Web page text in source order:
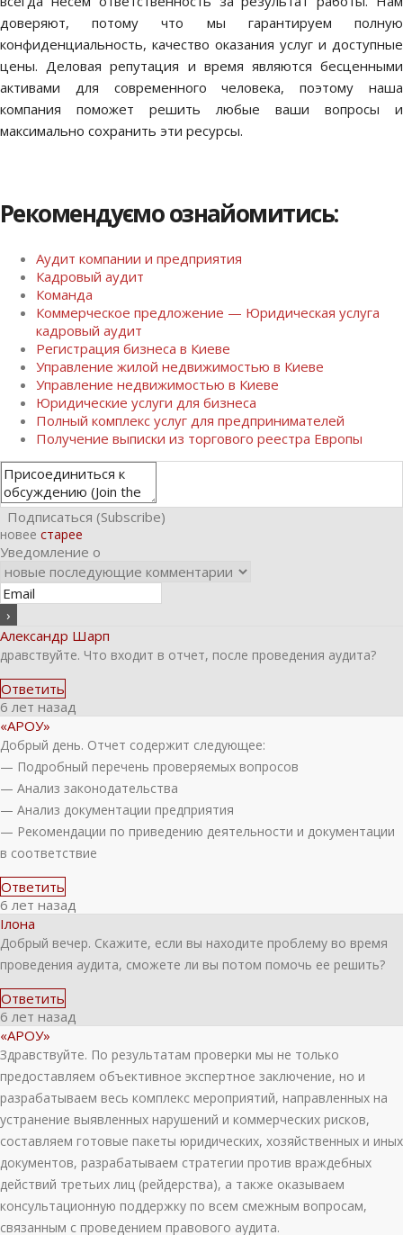
доверяют, потому что мы гарантируем полную
конфиденциальность, качество оказания услуг и доступные
цены. Деловая репутация и время являются бесценными
активами для современного человека, поэтому наша
компания поможет решить любые ваши вопросы и
максимально сохранить эти ресурсы.
Рекомендуємо ознайомитись:
Аудит компании и предприятия
Кадровый аудит
Команда
Коммерческое предложение — Юридическая услуга
кадровый аудит
Регистрация бизнеса в Киеве
Управление жилой недвижимостью в Киеве
Управление недвижимостью в Киеве
Юридические услуги для бизнеса
Полный комплекс услуг для предпринимателей
Получение выписки из торгового реестра Европы
Подписаться (Subscribe)
новее старее
Уведомление о
Александр Шарп
дравствуйте. Что входит в отчет, после проведения аудита?
Ответить
6 лет назад
«АРОУ»
Добрый день. Отчет содержит следующее:
— Подробный перечень проверяемых вопросов
— Анализ законодательства
— Анализ документации предприятия
— Рекомендации по приведению деятельности и документации
в соответствие
Ответить
6 лет назад
Ілона
Добрый вечер. Скажите, если вы находите проблему во время
проведения аудита, сможете ли вы потом помочь ее решить?
Ответить
6 лет назад
«АРОУ»
Здравствуйте. По результатам проверки мы не только
предоставляем объективное экспертное заключение, но и
разрабатываем весь комплекс мероприятий, направленных на
устранение выявленных нарушений и коммерческих рисков,
составляем готовые пакеты юридических, хозяйственных и иных
документов, разрабатываем стратегии против враждебных
действий третьих лиц (рейдерства), а также оказываем
консультационную поддержку по всем смежным вопросам,
связанным с проведением правового аудита.